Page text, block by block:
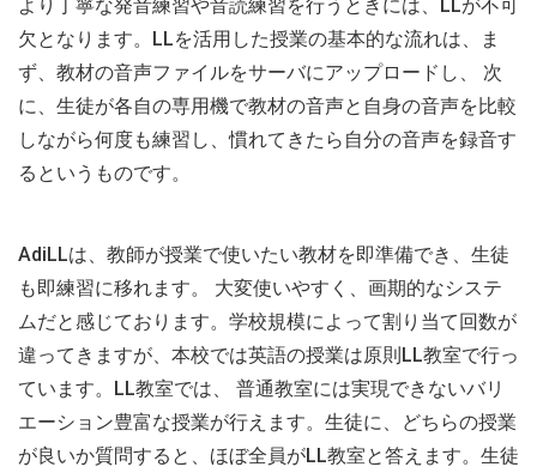
より丁寧な発音練習や音読練習を行うときには、LLが不可
欠となります。LLを活用した授業の基本的な流れは、ま
ず、教材の音声ファイルをサーバにアップロードし、 次
に、生徒が各自の専用機で教材の音声と自身の音声を比較
しながら何度も練習し、慣れてきたら自分の音声を録音す
るというものです。
AdiLLは、教師が授業で使いたい教材を即準備でき、生徒
も即練習に移れます。 大変使いやすく、画期的なシステ
ムだと感じております。学校規模によって割り当て回数が
違ってきますが、本校では英語の授業は原則LL教室で行っ
ています。LL教室では、 普通教室には実現できないバリ
エーション豊富な授業が行えます。生徒に、どちらの授業
が良いか質問すると、ほぼ全員がLL教室と答えます。生徒